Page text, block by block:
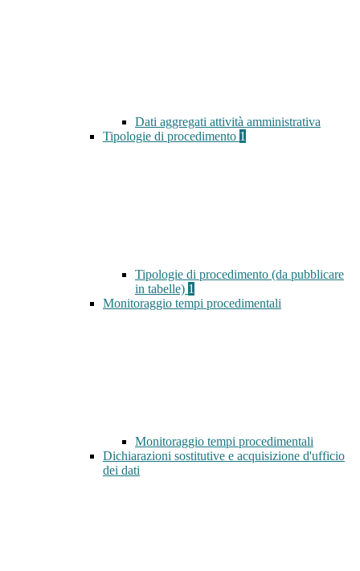
Dati aggregati attività amministrativa
Tipologie di procedimento 1
Tipologie di procedimento (da pubblicare
in tabelle) 1
Monitoraggio tempi procedimentali
Monitoraggio tempi procedimentali
Dichiarazioni sostitutive e acquisizione d'ufficio
dei dati